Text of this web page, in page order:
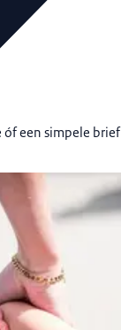
óf een simpele brief